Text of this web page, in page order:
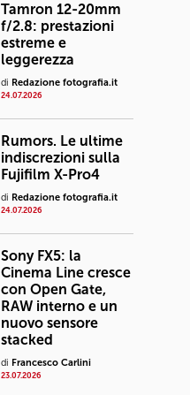
Tamron 12-20mm
f/2.8: prestazioni
estreme e
leggerezza
di Redazione fotografia.it
24.07.2026
Rumors. Le ultime
indiscrezioni sulla
Fujifilm X-Pro4
di Redazione fotografia.it
24.07.2026
Sony FX5: la
Cinema Line cresce
con Open Gate,
RAW interno e un
nuovo sensore
stacked
di Francesco Carlini
23.07.2026